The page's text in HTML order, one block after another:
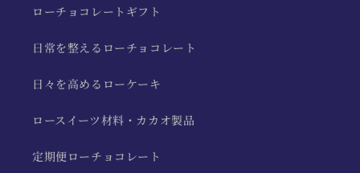
ローチョコレートギフト
日常を整えるローチョコレート
日々を高めるローケーキ
ロースイーツ材料・カカオ製品
定期便ローチョコレート